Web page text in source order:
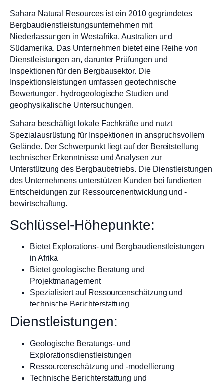
Sahara Natural Resources ist ein 2010 gegründetes
Bergbaudienstleistungsunternehmen mit
Niederlassungen in Westafrika, Australien und
Südamerika. Das Unternehmen bietet eine Reihe von
Dienstleistungen an, darunter Prüfungen und
Inspektionen für den Bergbausektor. Die
Inspektionsleistungen umfassen geotechnische
Bewertungen, hydrogeologische Studien und
geophysikalische Untersuchungen.
Sahara beschäftigt lokale Fachkräfte und nutzt
Spezialausrüstung für Inspektionen in anspruchsvollem
Gelände. Der Schwerpunkt liegt auf der Bereitstellung
technischer Erkenntnisse und Analysen zur
Unterstützung des Bergbaubetriebs. Die Dienstleistungen
des Unternehmens unterstützen Kunden bei fundierten
Entscheidungen zur Ressourcenentwicklung und -
bewirtschaftung.
Schlüssel-Höhepunkte:
Bietet Explorations- und Bergbaudienstleistungen
in Afrika
Bietet geologische Beratung und
Projektmanagement
Spezialisiert auf Ressourcenschätzung und
technische Berichterstattung
Dienstleistungen:
Geologische Beratungs- und
Explorationsdienstleistungen
Ressourcenschätzung und -modellierung
Technische Berichterstattung und